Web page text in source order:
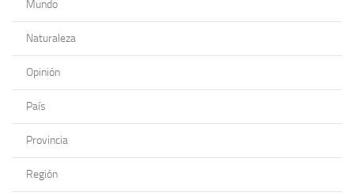
Mundo
Naturaleza
Opinión
País
Provincia
Región